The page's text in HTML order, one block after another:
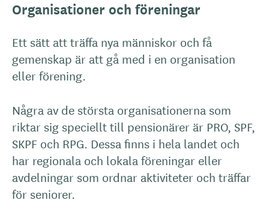
Organisationer och föreningar
Ett sätt att träffa nya människor och få
gemenskap är att gå med i en organisation
eller förening.
Några av de största organisationerna som
riktar sig speciellt till pensionärer är PRO, SPF,
SKPF och RPG. Dessa finns i hela landet och
har regionala och lokala föreningar eller
avdelningar som ordnar aktiviteter och träffar
för seniorer.